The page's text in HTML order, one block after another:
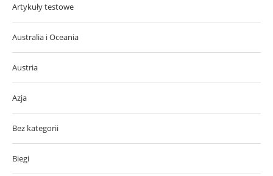
Artykuły testowe
Australia i Oceania
Austria
Azja
Bez kategorii
Biegi